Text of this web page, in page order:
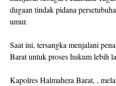
dugaan tindak pidana
umur.
Saat ini, tersangka menjalani
Barat untuk proses hukum lebih
Kapolres Halmahera Barat, ,